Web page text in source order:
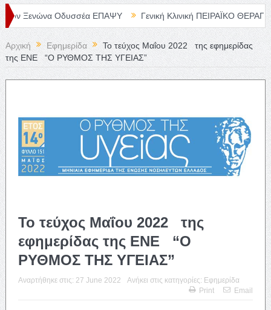
Οδυσσέα ΕΠΑΨΥ Γενική Κλινική ΠΕΙΡΑΪΚΟ ΘΕΡΑΠΕΥΤΗΡΙΟ
Αρχική Εφημερίδα
Το τεύχος Μαΐου 2022 της εφημερίδας
της ΕΝΕ “Ο ΡΥΘΜΟΣ ΤΗΣ ΥΓΕΙΑΣ”
Το τεύχος Μαΐου 2022 της
εφημερίδας της ΕΝΕ “Ο
ΡΥΘΜΟΣ ΤΗΣ ΥΓΕΙΑΣ”
Αναρτήθηκε στις: 27 June 2022 Ανήκει στις κατηγορίες: Εφημερίδα
Print
Email